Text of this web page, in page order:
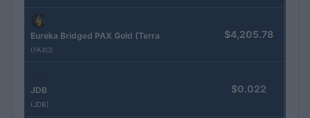
Eureka Bridged PAX Gold (Terra
(PAXG)
$4,205.78
JDB
(JDB)
$0.022